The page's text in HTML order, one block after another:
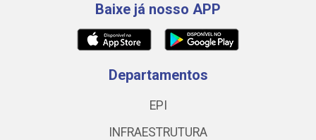
Baixe já nosso APP
Departamentos
EPI
INFRAESTRUTURA